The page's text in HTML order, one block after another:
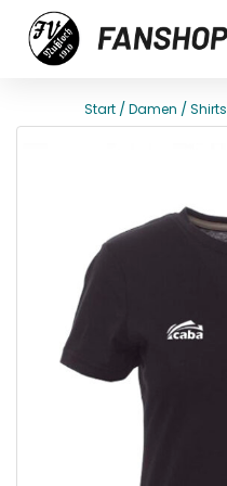
Start/Damen /Shirts